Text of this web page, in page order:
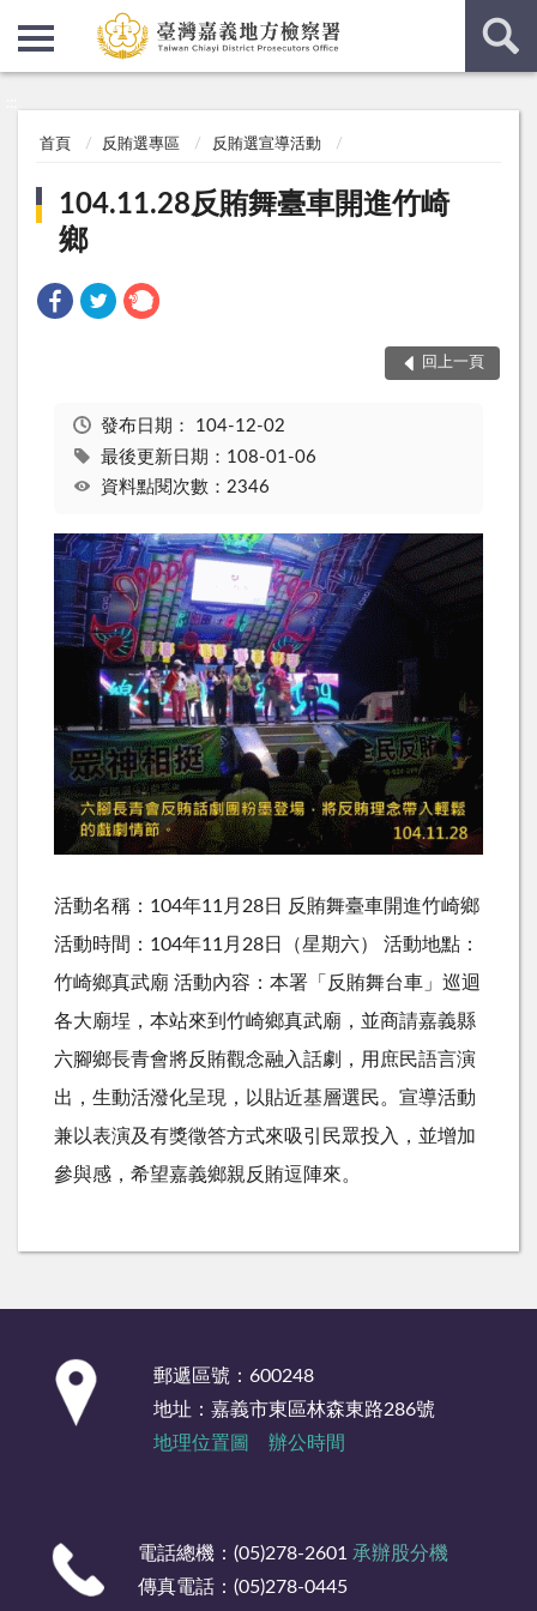
首頁 反賄選專區 反賄選宣導活動
104.11.28反賄舞臺車開進竹崎
鄉
回上一頁
發布日期： 104-12-02
最後更新日期：108-01-06
資料點閱次數：2346
活動名稱：104年11月28日 反賄舞臺車開進竹崎鄉
活動時間：104年11月28日（星期六） 活動地點：
竹崎鄉真武廟 活動內容：本署「反賄舞台車」巡迴
各大廟埕，本站來到竹崎鄉真武廟，並商請嘉義縣
六腳鄉長青會將反賄觀念融入話劇，用庶民語言演
出，生動活潑化呈現，以貼近基層選民。宣導活動
兼以表演及有獎徵答方式來吸引民眾投入，並增加
參與感，希望嘉義鄉親反賄逗陣來。
郵遞區號：600248
地址：嘉義市東區林森東路286號
地理位置圖
辦公時間
電話總機：(05)278-2601 承辦股分機
傳真電話：(05)278-0445